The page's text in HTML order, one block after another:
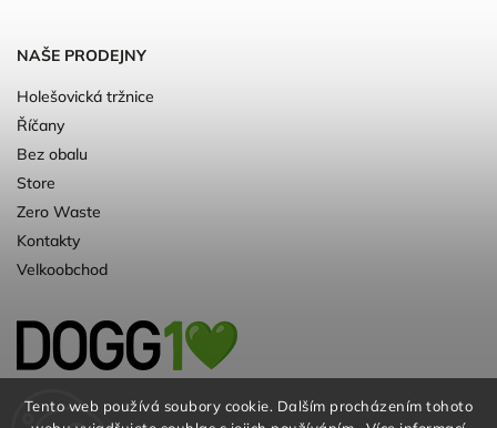
Tento web používá soubory cookie. Dalším procházením tohoto
NAŠE PRODEJNY
Holešovická tržnice
Říčany
Bez obalu
Store
Zero Waste
Kontakty
Velkoobchod
Kvalitní a ♻️eko chovatelské potřeby pro